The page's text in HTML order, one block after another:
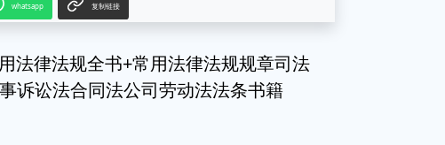
whatsapp 复制链接
法律法规全书+常用法律法规规章司法
诉讼法合同法公司劳动法法条书籍